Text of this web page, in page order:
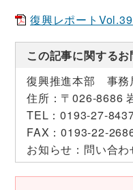
復興レポート
この記事に関する
復興推進本部 事務
住所： 〒026-8686
TEL：0193-27-
FAX：0193-22-
お知らせ： 問い合